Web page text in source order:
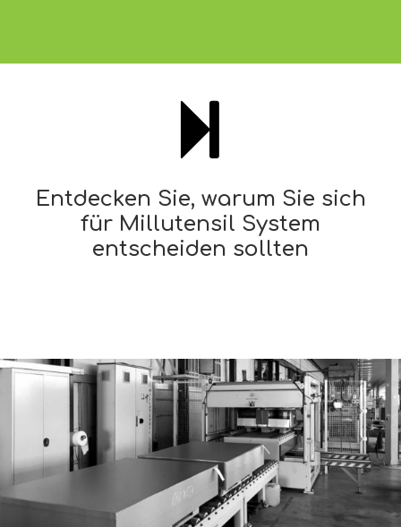
Entdecken Sie, warum Sie sich
für Millutensil System
entscheiden sollten